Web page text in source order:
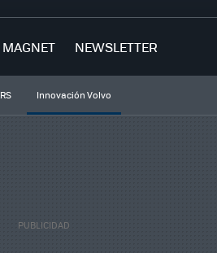
MAGNET NEWSLETTER
Innovación Volvo